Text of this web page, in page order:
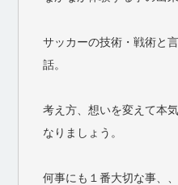
サッカーの技術・戦術と
話。
考え方、想いを変えて本
なりましょう。
何事にも１番大切な事、